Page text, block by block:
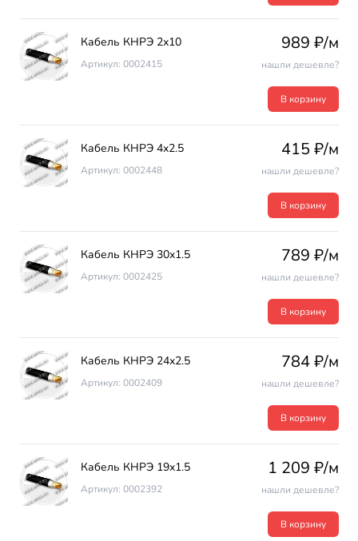
Кабель КНРЭ 2х10
Артикул: 0002415
989 ₽/м
нашли дешевле?
В корзину
Кабель КНРЭ 4х2.5
Артикул: 0002448
415 ₽/м
нашли дешевле?
В корзину
Кабель КНРЭ 30х1.5
Артикул: 0002425
789 ₽/м
нашли дешевле?
В корзину
Кабель КНРЭ 24х2.5
Артикул: 0002409
784 ₽/м
нашли дешевле?
В корзину
Кабель КНРЭ 19х1.5
Артикул: 0002392
1 209 ₽/м
нашли дешевле?
В корзину